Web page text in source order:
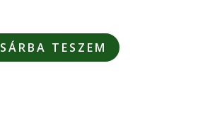
TESZEM